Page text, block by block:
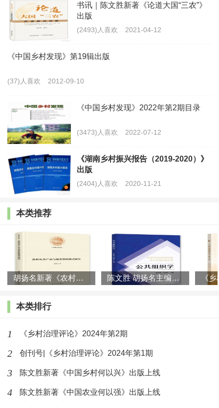
■热点问题:合村并居
贺雪峰 山东合村并居何必拆农民房子
张玉林 要警惕借乡村振兴之名,行乡村破坏之实
熊万胜 努力避免山东合村并居陷入困局
陈文胜 合村并居不能突破中华文明的最后防线
■县乡连线
候 文 以“加减乘除”集中力量脱贫攻坚
沈裕谋 以“四个融合”推动县域城乡融合发展
瞿国然 农村集体土地非集体所有
谭 佳 贫困地区产业兴旺的实践困境与突破选择
——基于鄂西南N村产业个案的分析
■三农论剑
张红宇 大国小农:迈向现代化的历史抉择
书讯｜陈文胜新著《论道大国“三农”》
出版
(2493)人喜欢 2021-04-12
《中国乡村发现》第19辑出版
(37)人喜欢 2012-09-10
《中国乡村发现》2022年第2期目录
(3473)人喜欢 2022-07-12
《湖南乡村振兴报告（2019-2020）》
出版
(2404)人喜欢 2020-11-21
本类推荐
胡扬名新著《农村公共产品与服务供给模式研究》出版 陈文胜 胡扬名主编《公共组织学》正式发布
本类排行
1 《乡村治理评论》2024年第2期
2 创刊号|《乡村治理评论》2024年第1期
3 陈文胜新著《中国乡村何以兴》出版上线
4 陈文胜新著《中国农业何以强》出版上线